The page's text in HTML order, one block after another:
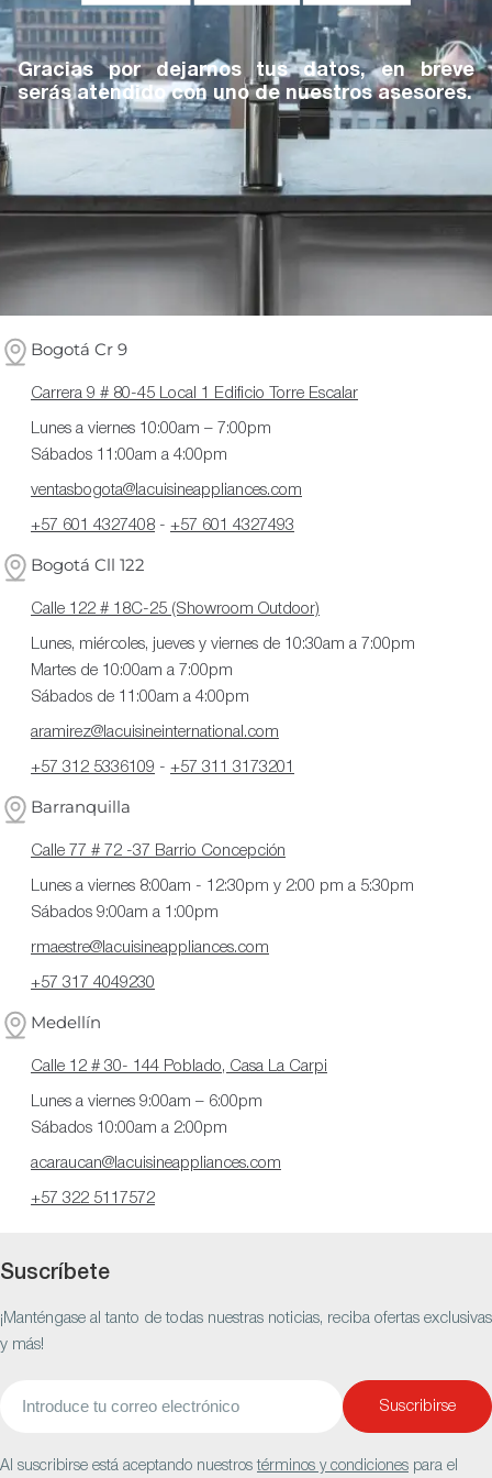
Gracias por dejarnos tus datos, en breve
serás atendido con uno de nuestros asesores.
Bogotá Cr 9
Carrera 9 # 80-45 Local 1 Edificio Torre Escalar
Lunes a viernes 10:00am – 7:00pm
Sábados 11:00am a 4:00pm
ventasbogota@lacuisineappliances.com
+57 601 4327408 - +57 601 4327493
Bogotá Cll 122
Calle 122 # 18C-25 (Showroom Outdoor)
Lunes, miércoles, jueves y viernes de 10:30am a 7:00pm
Martes de 10:00am a 7:00pm
Sábados de 11:00am a 4:00pm
aramirez@lacuisineinternational.com
+57 312 5336109 - +57 311 3173201
Barranquilla
Calle 77 # 72 -37 Barrio Concepción
Lunes a viernes 8:00am - 12:30pm y 2:00 pm a 5:30pm
Sábados 9:00am a 1:00pm
rmaestre@lacuisineappliances.com
+57 317 4049230
Medellín
Calle 12 # 30- 144 Poblado, Casa La Carpi
Lunes a viernes 9:00am – 6:00pm
Sábados 10:00am a 2:00pm
acaraucan@lacuisineappliances.com
+57 322 5117572
Suscríbete
¡Manténgase al tanto de todas nuestras noticias, reciba ofertas exclusivas
y más!
Suscribirse
Al suscribirse está aceptando nuestrostérminos y condiciones para el